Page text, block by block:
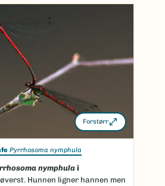
Forstørr
Pyrrhosoma nymphula
nymphulai
Hunnen ligner hannen men